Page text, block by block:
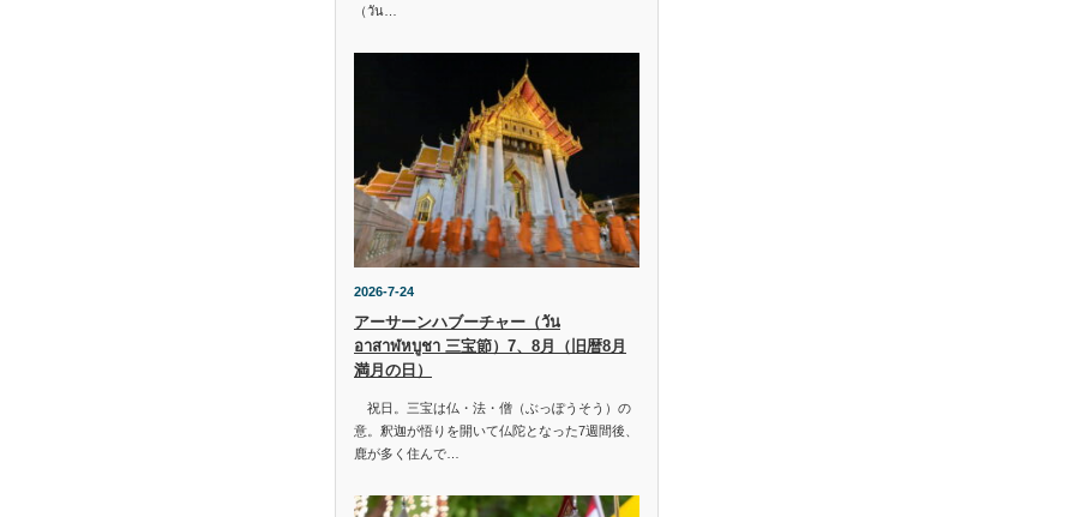
（วัน…
2026-7-24
アーサーンハブーチャー（วัน
อาสาฬหบูชา 三宝節）7、8月（旧暦8月
満月の日）
祝日。三宝は仏・法・僧（ぶっぽうそう）の
意。釈迦が悟りを開いて仏陀となった7週間後、
鹿が多く住んで…